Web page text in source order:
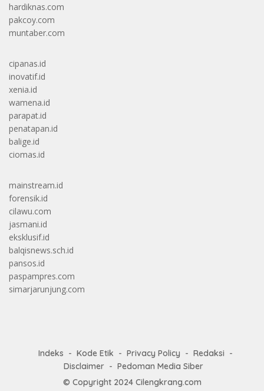
hardiknas.com
pakcoy.com
muntaber.com
cipanas.id
inovatif.id
xenia.id
wamena.id
parapat.id
penatapan.id
balige.id
ciomas.id
mainstream.id
forensik.id
cilawu.com
jasmani.id
eksklusif.id
balqisnews.sch.id
pansos.id
paspampres.com
simarjarunjung.com
Indeks Kode Etik Privacy Policy
Redaksi
Disclaimer
Pedoman Media Siber
© Copyright 2024 Cilengkrang.com